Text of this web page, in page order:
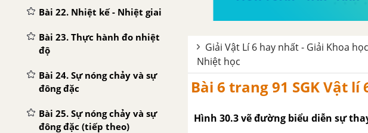
Bài 22. Nhiệt kế - Nhiệt giai
Bài 23. Thực hành đo nhiệt
độ
Bài 24. Sự nóng chảy và sự
đông đặc
Bài 25. Sự nóng chảy và sự
đông đặc (tiếp theo)
Giải Vật Lí 6 hay nhất - Giải Khoa
Nhiệt học
Bài 6 trang 91 SGK Vật lí
Hình 30.3 vẽ đường biểu diễn sự